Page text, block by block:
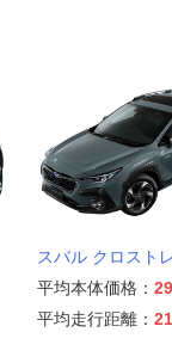
スバル クロスト
平均本体価格：
平均走行距離：